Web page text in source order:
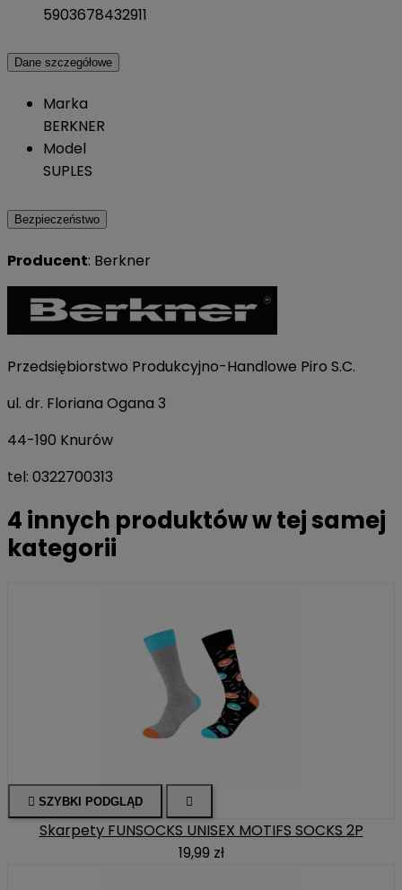
5903678432911
Dane szczegółowe
Marka
BERKNER
Model
SUPLES
Bezpieczeństwo
Producent: Berkner
Przedsiębiorstwo Produkcyjno-Handlowe Piro S.C.
ul. dr. Floriana Ogana 3
44-190 Knurów
tel: 0322700313
4 innych produktów w tej samej
kategorii
 SZYBKI PODGLĄD 
Skarpety FUNSOCKS UNISEX MOTIFS SOCKS 2P
19,99 zł